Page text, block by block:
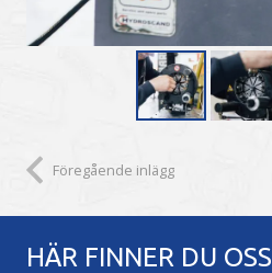
Föregående inlägg
HÄR FINNER DU OSS